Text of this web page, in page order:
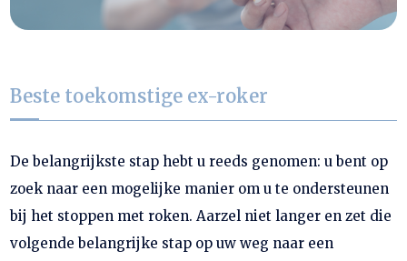
Beste toekomstige ex-roker
De belangrijkste stap hebt u reeds genomen: u bent op
zoek naar een mogelijke manier om u te ondersteunen
bij het stoppen met roken. Aarzel niet langer en zet die
volgende belangrijke stap op uw weg naar een